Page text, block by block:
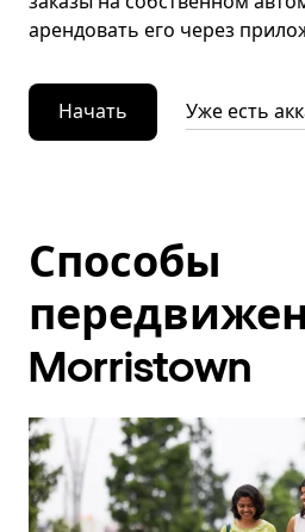
арендовать его через
Начать Уже есть
Способы
Morristown